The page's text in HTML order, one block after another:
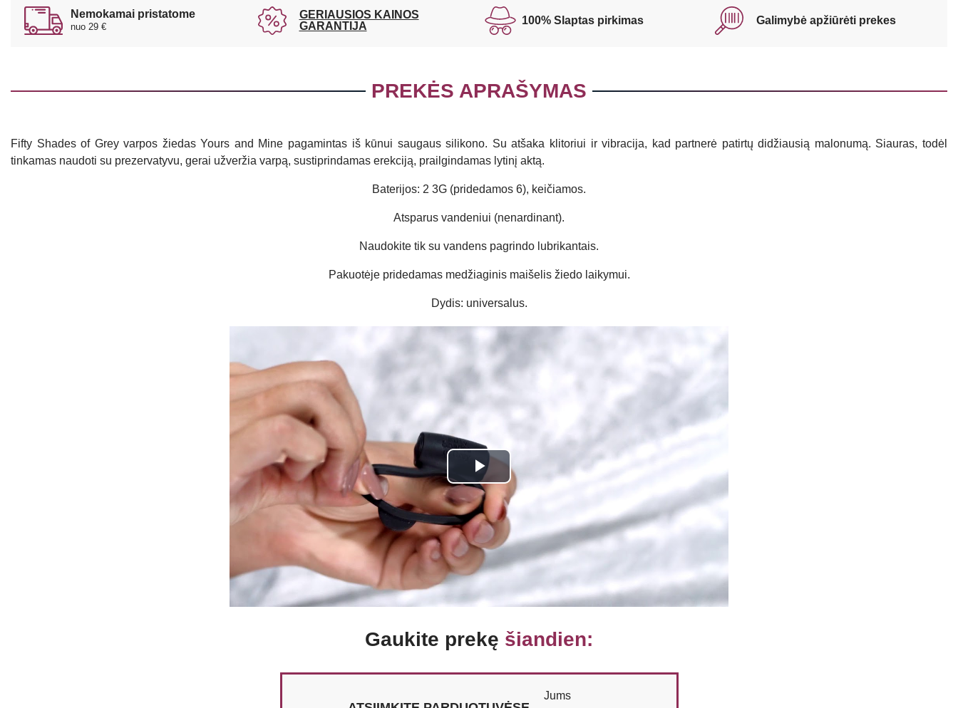
Nemokamai pristatome
nuo 29 €
GERIAUSIOS KAINOS
GARANTIJA
100% Slaptas pirkimas Galimybė apžiūrėti prekes
PREKĖS APRAŠYMAS
Fifty Shades of Grey varpos žiedas Yours and Mine pagamintas iš kūnui saugaus silikono. Su atšaka klitoriui ir vibracija, kad partnerė patirtų didžiausią malonumą. Siauras, todėl
tinkamas naudoti su prezervatyvu, gerai užveržia varpą, sustiprindamas erekciją, prailgindamas lytinį aktą.
Baterijos: 2 3G (pridedamos 6), keičiamos.
Atsparus vandeniui (nenardinant).
Naudokite tik su vandens pagrindo lubrikantais.
Pakuotėje pridedamas medžiaginis maišelis žiedo laikymui.
Dydis: universalus.
Play
Video
Gaukite prekę šiandien:
Jums